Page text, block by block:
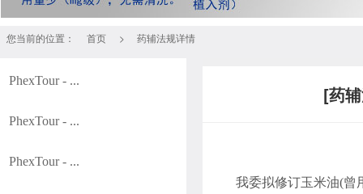
您当前的位置： 首页 > 药辅法规详情
PhexTour - ...
PhexTour - ...
PhexTour - ...
[药
我委拟修订玉米油(曾